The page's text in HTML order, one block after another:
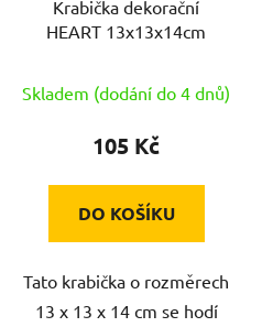
Krabička dekorační
HEART 13x13x14cm
Skladem (dodání do 4 dnů)
105 Kč
DO KOŠÍKU
Tato krabička o rozměrech
13 x 13 x 14 cm se hodí